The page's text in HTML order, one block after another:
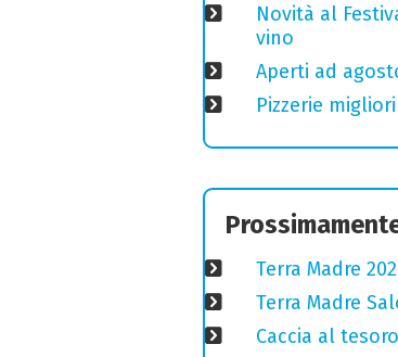
Novità al
vino
Aperti ad
Pizzerie
Terra Madre
Terra Madre
Caccia al